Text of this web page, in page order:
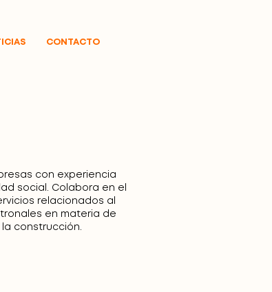
CONTACTO
con experiencia
social. Colabora en el
relacionados al
en materia de
construcción.